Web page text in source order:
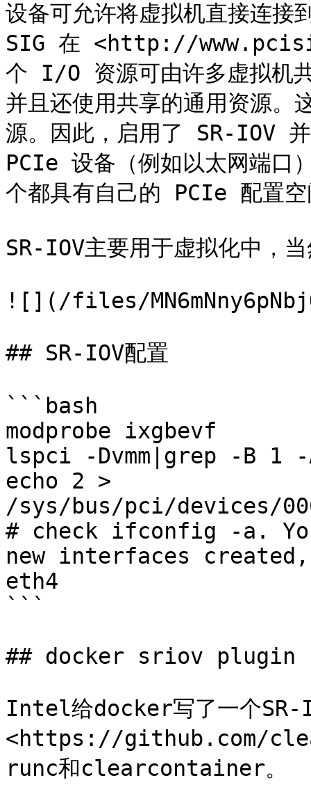
设备可允许将虚拟机直接连
SIG 在 <http://
个 I/O 资源可由许多虚拟机
并且还使用共享的通用资源。
源。因此，启用了 SR-IOV
PCIe 设备（例如以太网端口
个都具有自己的 PCIe 配置空
SR-IOV主要用于虚拟化中，
![](/files/
## SR-IOV配置
```bash
modprobe ixgbevf
lspci -Dvmm|grep -B 1
echo 2 >
/sys/bus/pci/devices/
# check ifconfig -a.
new interfaces
eth4
```
## docker sriov plugin
Intel给docker写了一个
<https://github.com/
runc和clearcontainer。